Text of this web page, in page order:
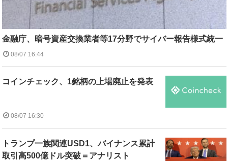
金融庁、暗号資産交換業者等17分野でサイバー報告様式統一
08/07 16:44
コインチェック、1銘柄の上場廃止を発表
08/07 16:30
トランプ一族関連USD1、バイナンス累計
取引高500億ドル突破＝アナリスト